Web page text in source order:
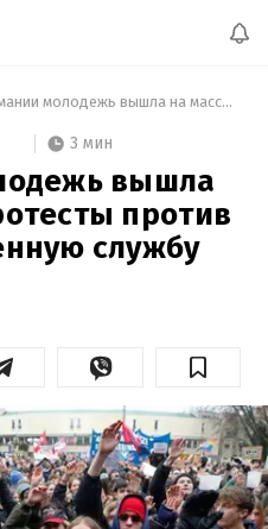
В Германии молодежь вышла на массовые протесты против призыва на военную службу
3 мин
вышла
против
службу